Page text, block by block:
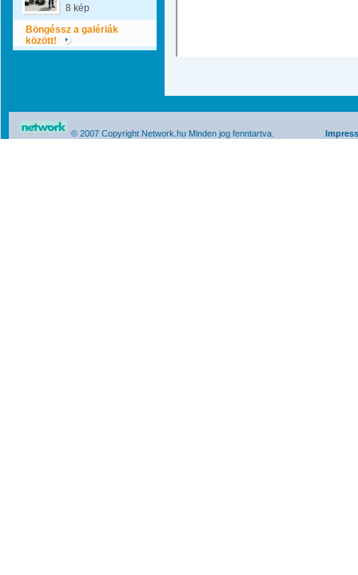
8 kép
Böngéssz a galériák
között!
© 2007 Copyright Network.hu Minden jog fenntartva.